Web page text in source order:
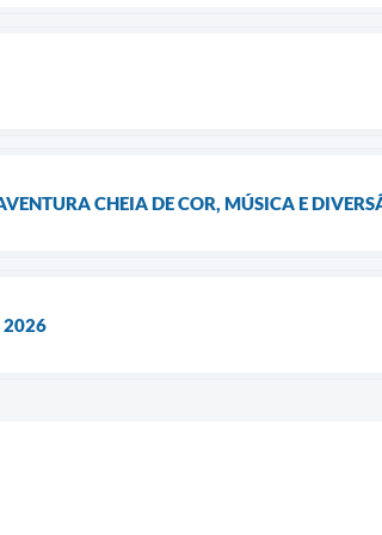
CHEIA DE COR, MÚSICA E
2026